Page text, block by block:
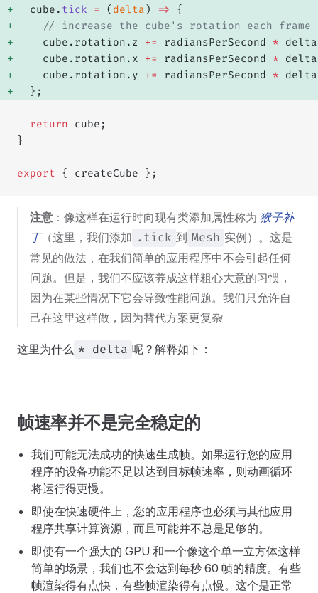
  cube.
tick = ( delta ) =>
{
    // increase the cube's rotation each frame
    cube.rotation.z
+= radiansPerSecond *
    cube.rotation.x
+= radiansPerSecond *
    cube.rotation.y
+= radiansPerSecond *
  };
  return
cube;
}
export { createCube };
注意 ：像这样在运行时向现有类添加属性称为 猴子补
丁（这里，我们添加 .tick 到 Mesh 实例）。这是
常见的做法，在我们简单的应用程序中不会引起任何
问题。但是，我们不应该养成这样粗心大意的习惯，
因为在某些情况下它会导致性能问题。我们只允许自
己在这里这样做，因为替代方案更复杂
这里为什么 * delta 呢？解释如下：
帧速率并不是完全稳定的
我们可能无法成功的快速生成帧。如果运行您的应用
程序的设备功能不足以达到目标帧速率，则动画循环
将运行得更慢。
即使在快速硬件上，您的应用程序也必须与其他应用
程序共享计算资源，而且可能并不总是足够的。
即使有一个强大的 GPU 和一个像这个单一立方体这样
简单的场景，我们也不会达到每秒 60 帧的精度。有些
帧渲染得有点快，有些帧渲染得有点慢。这个是正常